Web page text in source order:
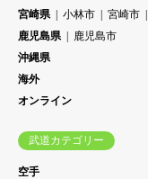
宮崎県
小林市 宮崎市
鹿児島県
鹿児島市
沖縄県
海外
オンライン
武道カテゴリー
空手